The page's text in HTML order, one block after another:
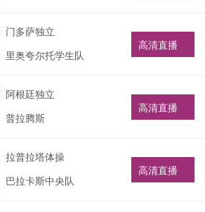
门多萨独立
里奥夸尔托学生队
高清直播
阿根廷独立
普拉腾斯
高清直播
拉普拉塔体操
巴拉卡斯中央队
高清直播